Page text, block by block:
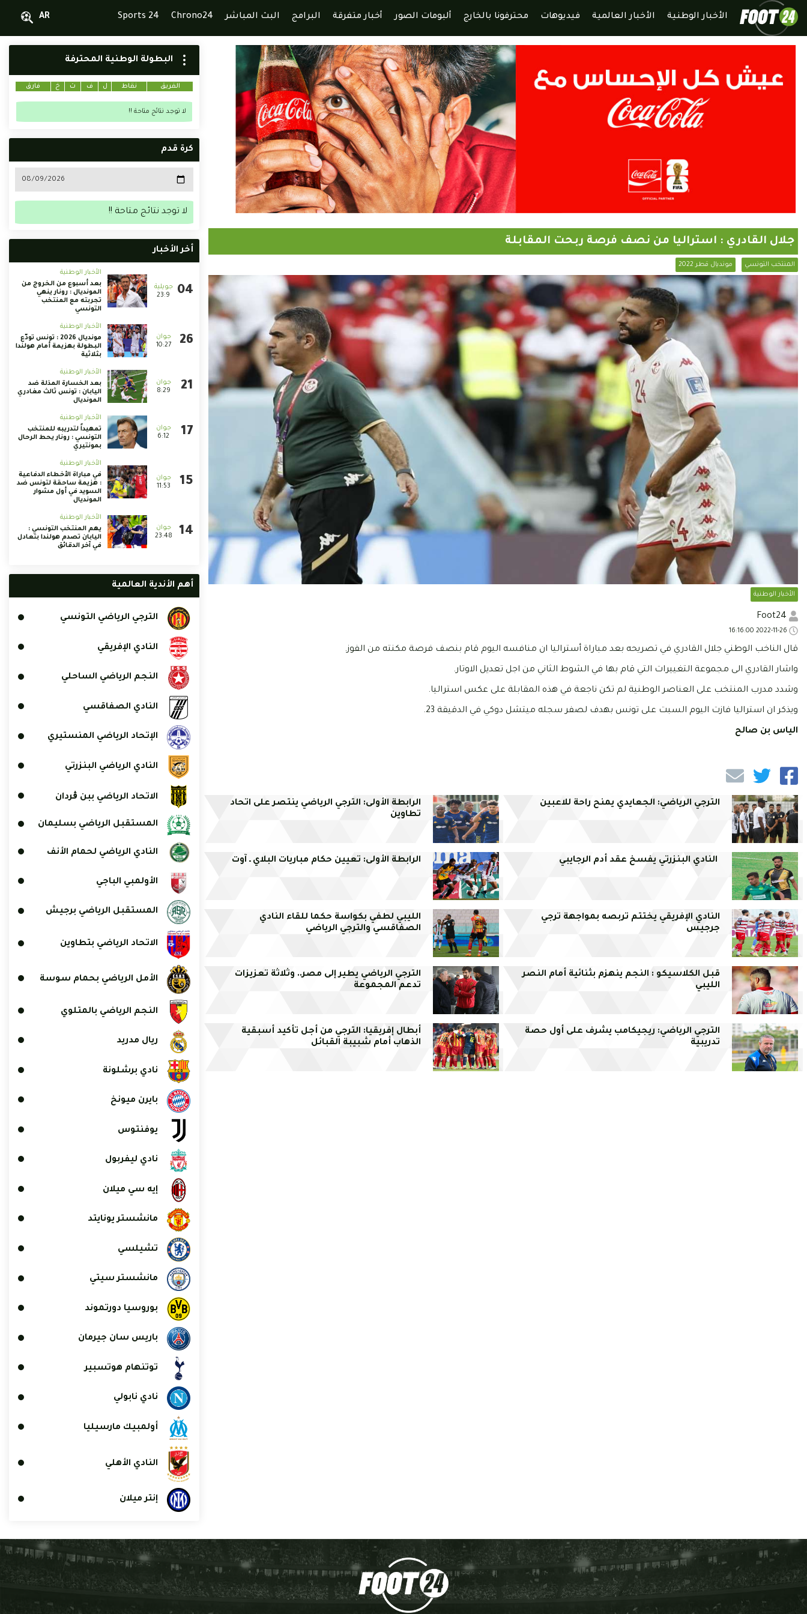
الأخبار الوطنية الأخبار العالمية فيديوهات محترفونا بالخارج ألبومات الصور أخبار متفرقة البرامج البث المباشر Chrono24
Sports 24
AR
جلال القادري : استراليا من نصف فرصة ربحت المقابلة
المنتخب التونسي مونديال قطر 2022
الأخبار الوطنية
قال الناخب الوطني جلال القادري في تصريحه بعد مباراة أستراليا ان منافسه اليوم قام بنصف فرصة مكنته من الفوز.
واشار القادري الى مجموعة التغييرات التي قام بها في الشوط الثاني من اجل تعديل الاوتار.
وشدد مدرب المنتخب على العناصر الوطنية لم تكن ناجعة في هذه المقابلة على عكس استراليا.
ويذكر ان استراليا فازت اليوم السبت على تونس بهدف لصفر سجله ميتشل دوكي في الدقيقة 23.
الياس بن صالح
الترجي الرياضي: الجعايدي يمنح راحة للاعبين
الرابطة الأولى: الترجي الرياضي ينتصر على اتحاد
تطاوين
النادي البنزرتي يفسخ عقد أدم الرجايبي الرابطة الأولى: تعيين حكام مباريات البلاي ـ آوت
النادي الإفريقي يختتم تربصه بمواجهة ترجي
جرجيس
الليبي لطفي بكواسة حكما للقاء النادي
الصفاقسي والترجي الرياضي
قبل الكلاسيكو : النجم ينهزم بثنائية أمام النصر
الليبي
الترجي الرياضي يطير إلى مصر.. وثلاثة تعزيزات
تدعم المجموعة
الترجي الرياضي: ريجيكامب يشرف على أول حصة
تدريبية
أبطال إفريقيا: الترجي من أجل تأكيد أسبقية
الذهاب أمام شبيبة القبائل
البطولة الوطنية المحترفة
الفريق نقاط ل ف ت خ فارق
لا توجد نتائج متاحة !!
كرة قدم
لا توجد نتائج متاحة !!
أخر الأخبار
23:9
الأخبار الوطنية
بعد أسبوع من الخروج من
المونديال : رونار ينهي
تجربته مع المنتخب
التونسي
10:27
الأخبار الوطنية
مونديال 2026 : تونس تودّع
البطولة بهزيمة أمام هولندا
بثلاثية
8:29
الأخبار الوطنية
بعد الخسارة المذلة ضد
اليابان : تونس ثالث مغادري
المونديال
6:12
الأخبار الوطنية
تمهيداً لتدريبه للمنتخب
التونسي : رونار يحط الرحال
بمونتيري
11:53
الأخبار الوطنية
في مباراة الأخطاء الدفاعية
: هزيمة ساحقة لتونس ضد
السويد في أول مشوار
المونديال
23:48
الأخبار الوطنية
يهم المنتخب التونسي :
اليابان تصدم هولندا بتعادل
في آخر الدقائق
أهم الأندية العالمية
الترجي الرياضي التونسي
النادي الإفريقي
النجم الرياضي الساحلي
النادي الصفاقسي
الإتحاد الرياضي المنستيري
النادي الرياضي البنزرتي
الاتحاد الرياضي ببن ڨردان
المستقبل الرياضي بسليمان
النادي الرياضي لحمام الأنف
الأولمبي الباجي
المستقبل الرياضي برجيش
الاتحاد الرياضي بتطاوين
الأمل الرياضي بحمام سوسة
النجم الرياضي بالمتلوي
ريال مدريد
نادي برشلونة
بايرن ميونخ
يوفنتوس
نادي ليفربول
إيه سي ميلان
مانشستر يونايتد
تشيلسي
مانشستر سيتي
بوروسيا دورتموند
باريس سان جيرمان
توتنهام هوتسبير
نادي نابولي
أولمبيك مارسيليا
النادي الأهلي
إنتر ميلان